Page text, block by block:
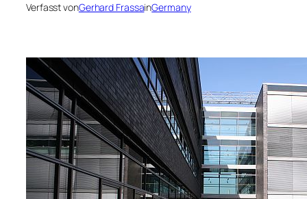
Verfasst vonGerhard FrassainGermany